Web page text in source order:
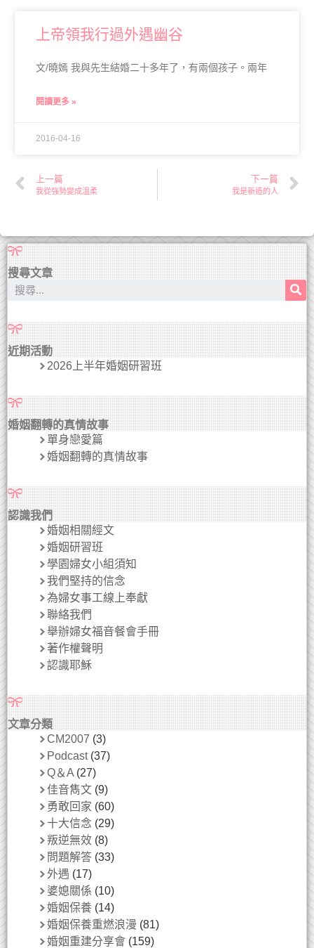
上帝領我行過外遇幽谷
文/曉嫣 我與先生結婚二十多年了，有兩個孩子。兩年
閱讀更多 »
2016-04-16
上一篇
我從強勢變成溫柔
下一篇
我是新造的人
搜尋文章
近期活動
2026上半年婚姻研習班
婚姻翻轉的真情故事
單身戀愛篇
婚姻翻轉的真情故事
認識我們
婚姻相關經文
婚姻研習班
學園婦女小組須知
我們堅持的信念
為婦女事工線上奉獻
聯絡我們
舉辦婦女福音餐會手冊
著作權聲明
認識耶穌
文章分類
CM2007 (3)
Podcast(37)
Q＆A (27)
佳音雋文 (9)
勇敢回家 (60)
十大信念 (29)
叛逆無效 (8)
問題解答 (33)
外遇 (17)
婆媳關係 (10)
婚姻保養 (14)
婚姻保養重燃浪漫 (81)
婚姻重建分享會 (159)